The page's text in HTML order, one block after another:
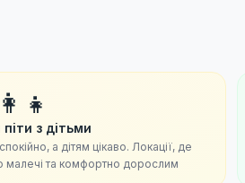
піти з дітьми
а дітям цікаво. Локації, де
малечі та комфортно дорослим